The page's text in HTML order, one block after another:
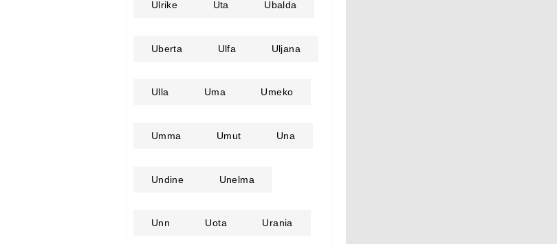
Ulrike Uta Ubalda
Uberta Ulfa Uljana
Ulla Uma Umeko
Umma Umut Una
Undine Unelma
Unn Uota Urania